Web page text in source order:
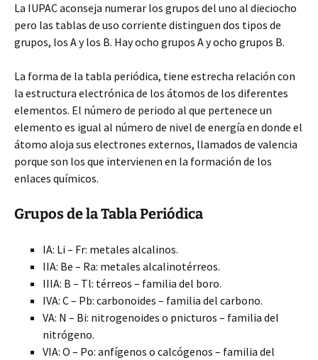
La IUPAC aconseja numerar los grupos del uno al dieciocho
pero las tablas de uso corriente distinguen dos tipos de
grupos, los A y los B. Hay ocho grupos A y ocho grupos B.
La forma de la tabla periódica, tiene estrecha relación con
la estructura electrónica de los átomos de los diferentes
elementos. El número de periodo al que pertenece un
elemento es igual al número de nivel de energía en donde el
átomo aloja sus electrones externos, llamados de valencia
porque son los que intervienen en la formación de los
enlaces químicos.
Grupos de la Tabla Periódica
IA: Li – Fr: metales alcalinos.
IIA: Be – Ra: metales alcalinotérreos.
IIIA: B – Tl: térreos – familia del boro.
IVA: C – Pb: carbonoides – familia del carbono.
VA: N – Bi: nitrogenoides o pnicturos – familia del
nitrógeno.
VIA: O – Po: anfígenos o calcógenos – familia del